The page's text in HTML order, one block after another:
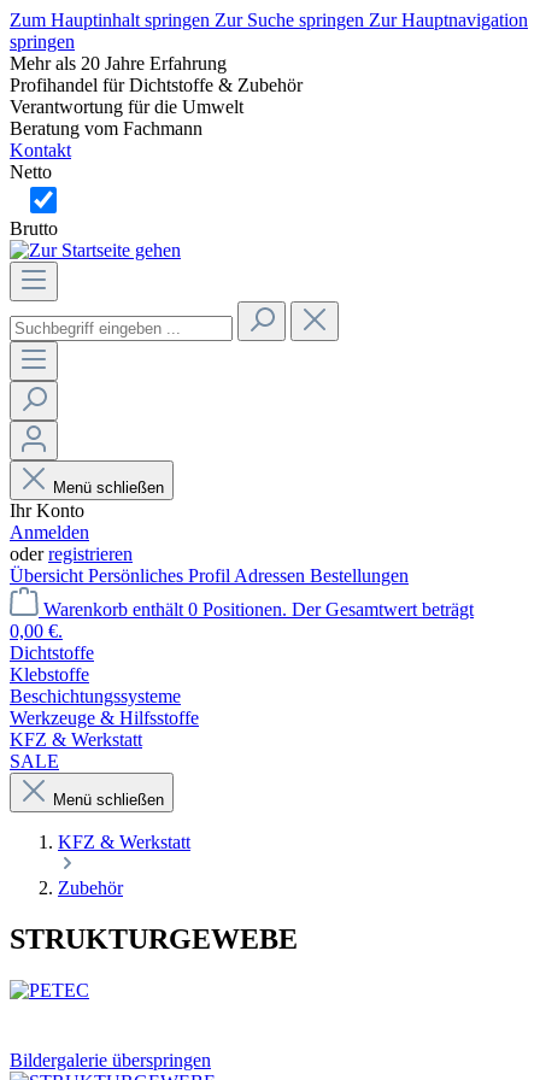
Zum Hauptinhalt springen Zur Suche springen Zur Hauptnavigation
springen
Mehr als 20 Jahre Erfahrung
Profihandel für Dichtstoffe & Zubehör
Verantwortung für die Umwelt
Beratung vom Fachmann
Kontakt
Netto
Brutto
Menü schließen
Ihr Konto
Anmelden
oderregistrieren
Übersicht Persönliches Profil Adressen Bestellungen
Warenkorb enthält 0 Positionen. Der Gesamtwert beträgt
0,00 €.
Dichtstoffe
Klebstoffe
Beschichtungssysteme
Werkzeuge & Hilfsstoffe
KFZ & Werkstatt
SALE
Menü schließen
KFZ & Werkstatt
Zubehör
STRUKTURGEWEBE
Bildergalerie überspringen